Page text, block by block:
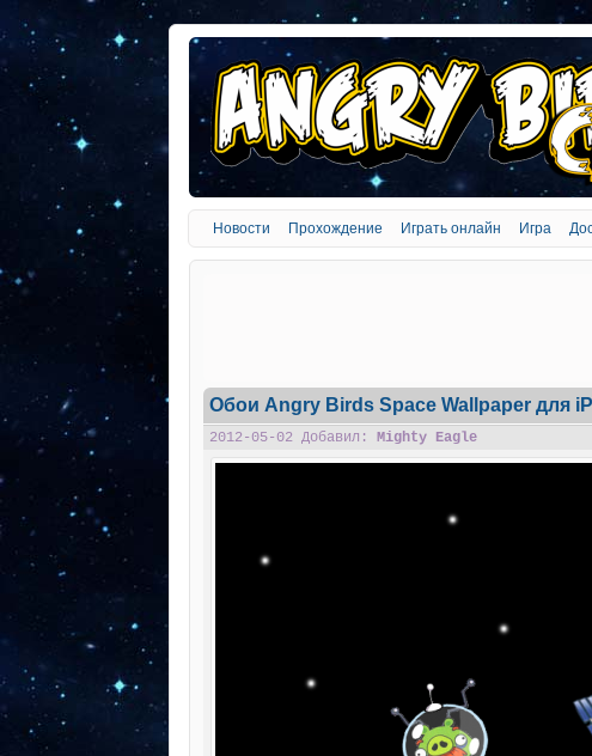
Новости Прохождение Играть онлайн Игра
Обои Angry Birds Space Wallpaper для
2012-05-02 Добавил: Mighty Eagle